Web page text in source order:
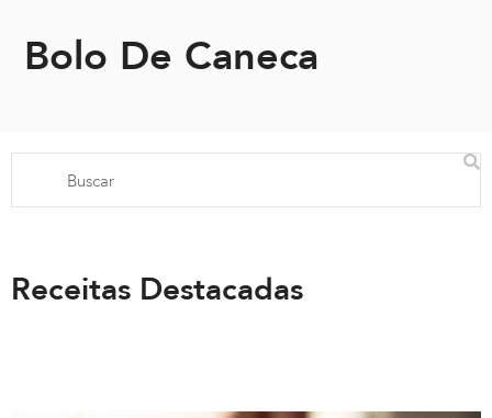
Bolo De Caneca
Receitas Destacadas